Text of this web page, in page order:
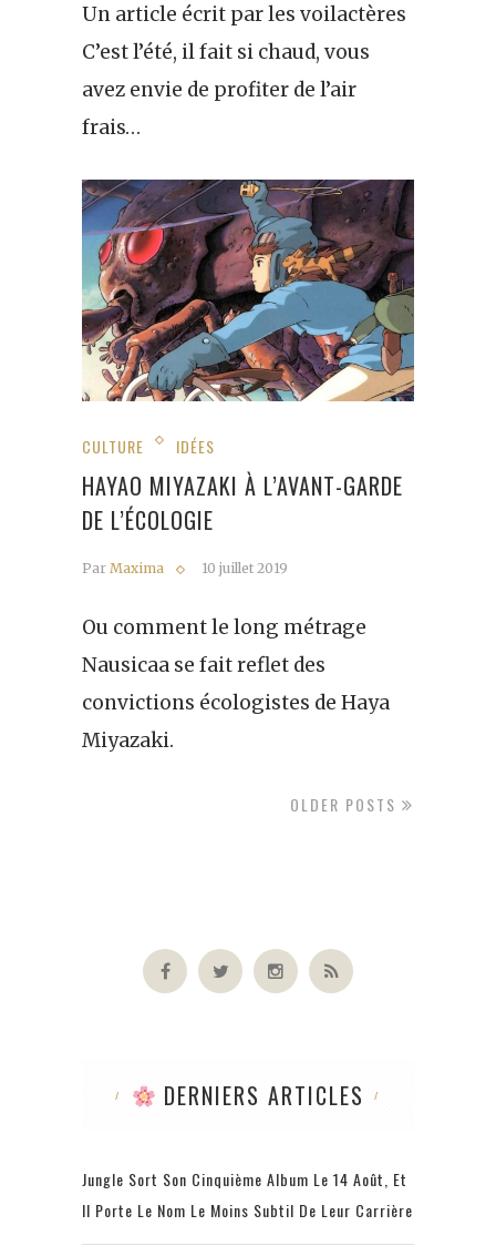
Un article écrit par les voilactères
C’est l’été, il fait si chaud, vous
avez envie de profiter de l’air
frais…
CULTURE IDÉES
HAYAO MIYAZAKI À L’AVANT-GARDE
DE L’ÉCOLOGIE
Par Maxima 10 juillet 2019
Ou comment le long métrage
Nausicaa se fait reflet des
convictions écologistes de Haya
Miyazaki.
OLDER POSTS
DERNIERS ARTICLES
Jungle Sort Son Cinquième Album Le 14 Août, Et
Il Porte Le Nom Le Moins Subtil De Leur Carrière